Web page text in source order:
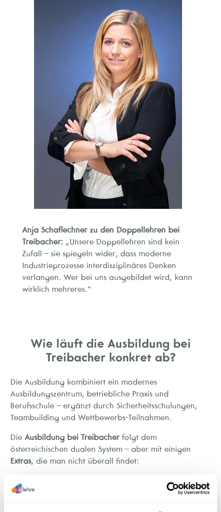
Anja Schaflechner zu den Doppellehren bei
Treibacher: „Unsere Doppellehren sind kein
Zufall – sie spiegeln wider, dass moderne
Industrieprozesse interdisziplinäres Denken
verlangen. Wer bei uns ausgebildet wird, kann
wirklich mehreres."
Wie läuft die Ausbildung bei
Treibacher konkret ab?
Die Ausbildung kombiniert ein modernes
Ausbildungszentrum, betriebliche Praxis und
Berufsschule – ergänzt durch Sicherheitsschulungen,
Teambuilding und Wettbewerbs-Teilnahmen.
Die Ausbildung bei Treibacherfolgt dem
österreichischen dualen System – aber mit einigen
Extras, die man nicht überall findet:
: In hochmodernen, eigens für
Lehrlinge eingerichteten Räumlichkeiten lernst du